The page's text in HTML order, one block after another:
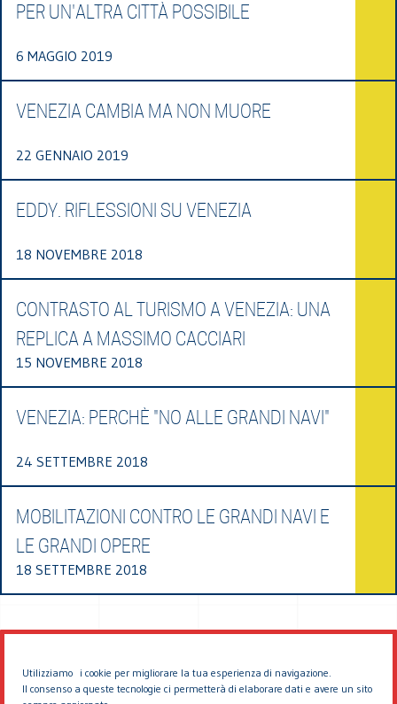
Utilizziamo i cookie per migliorare la tua esperienza di navigazione.
Il consenso a queste tecnologie ci permetterà di elaborare dati e avere un sito
PER UN'ALTRA CITTÀ POSSIBILE
6 MAGGIO 2019
VENEZIA CAMBIA MA NON MUORE
22 GENNAIO 2019
EDDY. RIFLESSIONI SU VENEZIA
18 NOVEMBRE 2018
CONTRASTO AL TURISMO A VENEZIA: UNA
REPLICA A MASSIMO CACCIARI
15 NOVEMBRE 2018
VENEZIA: PERCHÈ "NO ALLE GRANDI NAVI"
24 SETTEMBRE 2018
MOBILITAZIONI CONTRO LE GRANDI NAVI E
LE GRANDI OPERE
18 SETTEMBRE 2018